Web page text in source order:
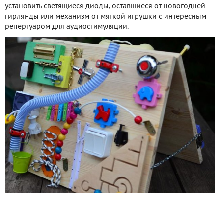
установить светящиеся диоды, оставшиеся от новогодней
гирлянды или механизм от мягкой игрушки с интересным
репертуаром для аудиостимуляции.